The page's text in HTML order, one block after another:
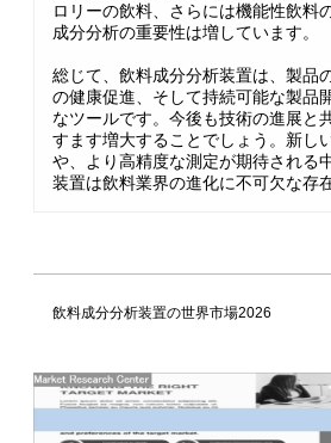
ロリーの飲料、さらには機能性飲料
成分分析の重要性は増しています。
総じて、飲料成分分析装置は、製品
の健康促進、そして持続可能な製品
なツールです。今後も技術の進展と
すます増大することでしょう。新し
や、より高精度な測定が期待される
装置は飲料業界の進化に不可欠な存
飲料成分分析装置の世界市場2026